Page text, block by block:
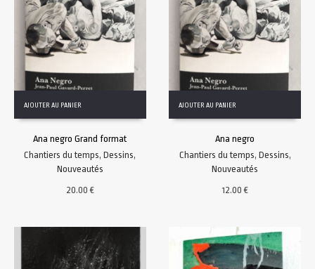
AJOUTER AU PANIER
Ana negro Grand format
Chantiers du temps,Dessins,
Nouveautés
20.00€
AJOUTER AU PANIER
Ana negro
Chantiers du temps, Dessins,
Nouveautés
12.00€